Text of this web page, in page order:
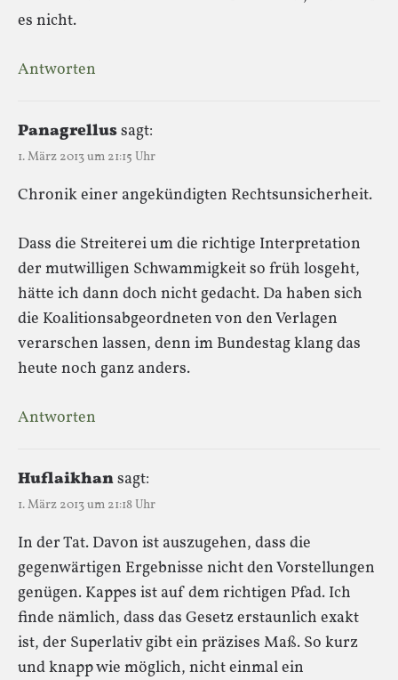
es nicht.
Antworten
Panagrellussagt:
1. März 2013 um 21:15 Uhr
Chronik einer angekündigten Rechtsunsicherheit.
Dass die Streiterei um die richtige Interpretation
der mutwilligen Schwammigkeit so früh losgeht,
hätte ich dann doch nicht gedacht. Da haben sich
die Koalitionsabgeordneten von den Verlagen
verarschen lassen, denn im Bundestag klang das
heute noch ganz anders.
Antworten
Huflaikhansagt:
1. März 2013 um 21:18 Uhr
In der Tat. Davon ist auszugehen, dass die
gegenwärtigen Ergebnisse nicht den Vorstellungen
genügen. Kappes ist auf dem richtigen Pfad. Ich
finde nämlich, dass das Gesetz erstaunlich exakt
ist, der Superlativ gibt ein präzises Maß. So kurz
und knapp wie möglich, nicht einmal ein